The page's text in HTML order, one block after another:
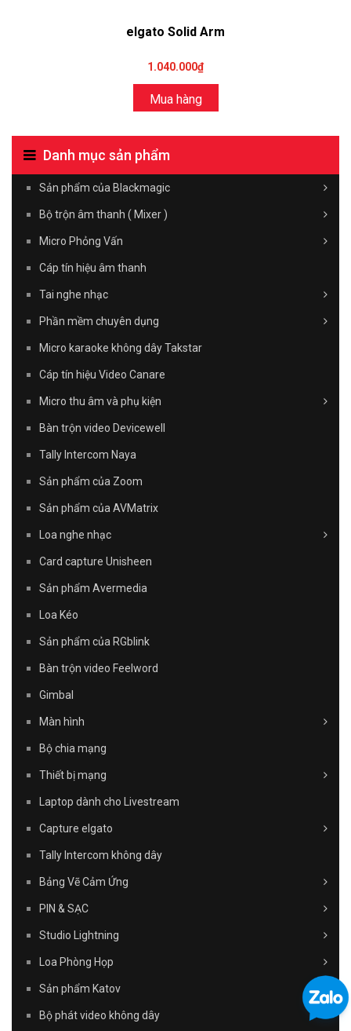
elgato Solid Arm
1.040.000₫
Mua hàng
Danh mục sản phẩm
Sản phẩm của Blackmagic
Bộ trộn âm thanh ( Mixer )
Micro Phỏng Vấn
Cáp tín hiệu âm thanh
Tai nghe nhạc
Phần mềm chuyên dụng
Micro karaoke không dây Takstar
Cáp tín hiệu Video Canare
Micro thu âm và phụ kiện
Bàn trộn video Devicewell
Tally Intercom Naya
Sản phẩm của Zoom
Sản phẩm của AVMatrix
Loa nghe nhạc
Card capture Unisheen
Sản phẩm Avermedia
Loa Kéo
Sản phẩm của RGblink
Bàn trộn video Feelword
Gimbal
Màn hình
Bộ chia mạng
Thiết bị mạng
Laptop dành cho Livestream
Capture elgato
Tally Intercom không dây
Bảng Vẽ Cảm Ứng
PIN & SẠC
Studio Lightning
Loa Phòng Họp
Sản phẩm Katov
Bộ phát video không dây